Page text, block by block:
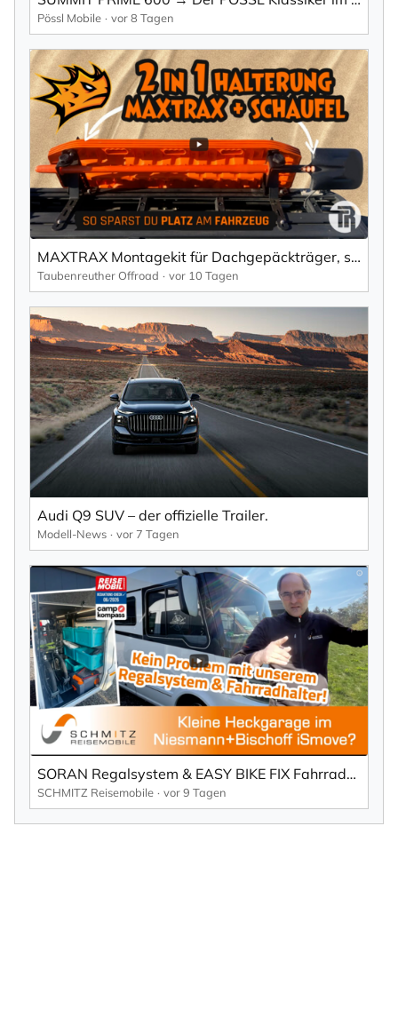
Pössl Mobile vor 8 Tagen
MAXTRAX Montagekit für Dachgepäckträger, seitlich + Schaufel Halterung
Taubenreuther Offroad vor 10 Tagen
Audi Q9 SUV – der offizielle Trailer.
Modell-News vor 7 Tagen
SORAN Regalsystem & EASY BIKE FIX Fahrradhalter im Einsatz | Niesmann+Bischoff
SCHMITZ Reisemobile vor 9 Tagen